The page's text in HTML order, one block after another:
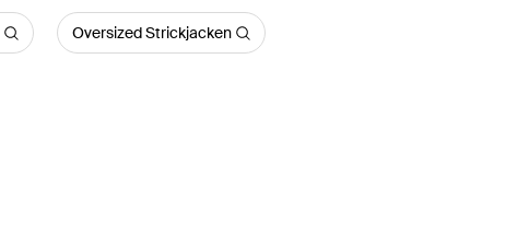
Oversized Strickjacken